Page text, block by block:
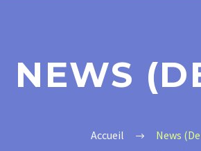
NEWS
Accueil News